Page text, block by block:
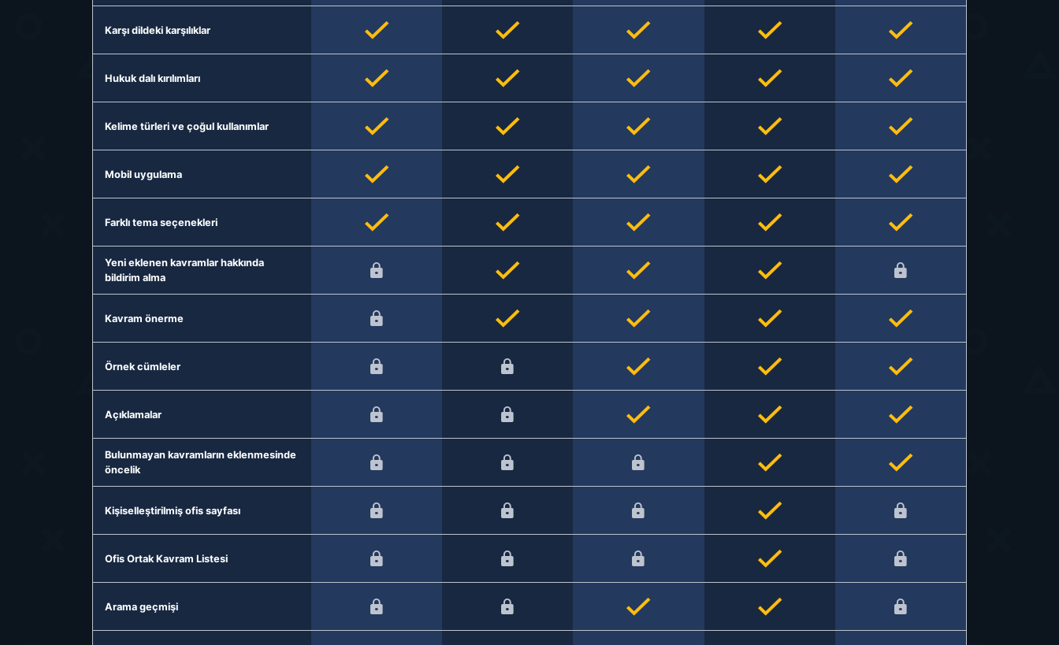
Karşı dildeki karşılıklar
Hukuk dalı kırılımları
Kelime türleri ve çoğul kullanımlar
Mobil uygulama
Farklı tema seçenekleri
Yeni eklenen kavramlar hakkında
bildirim alma
Kavram önerme
Örnek cümleler
Açıklamalar
Bulunmayan kavramların eklenmesinde
öncelik
Kişiselleştirilmiş ofis sayfası
Ofis Ortak Kavram Listesi
Arama geçmişi